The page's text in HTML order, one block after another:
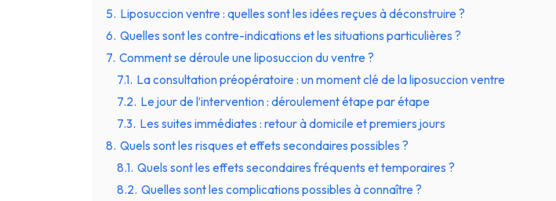
5. Liposuccion ventre : quelles sont les idées reçues à déconstruire ?
6. Quelles sont les contre-indications et les situations particulières ?
7. Comment se déroule une liposuccion du ventre ?
7.1. La consultation préopératoire : un moment clé de la liposuccion ventre
7.2. Le jour de l’intervention : déroulement étape par étape
7.3. Les suites immédiates : retour à domicile et premiers jours
8. Quels sont les risques et effets secondaires possibles ?
8.1. Quels sont les effets secondaires fréquents et temporaires ?
8.2. Quelles sont les complications possibles à connaître ?